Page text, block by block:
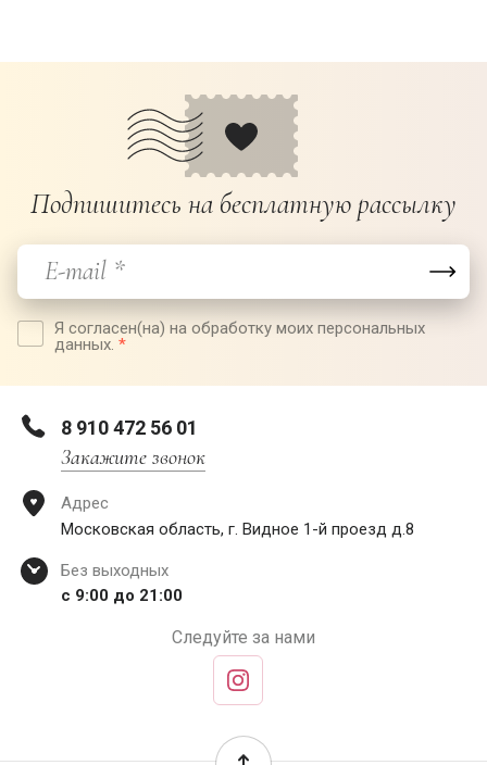
Подпишитесь на бесплатную рассылку
Я согласен(на) на обработку моих персональных
данных. *
8 910 472 56 01
Закажите звонок
Адрес
Московская область, г. Видное 1-й проезд д.8
Без выходных
с 9:00 до 21:00
Следуйте за нами